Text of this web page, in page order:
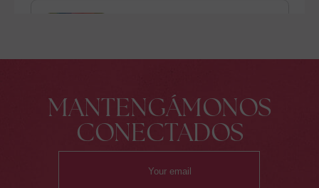
MANTENGÁMONOS
CONECTADOS